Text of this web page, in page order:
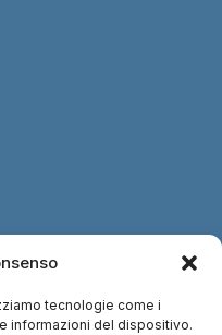
tecnologie come i
informazioni del dispositivo.